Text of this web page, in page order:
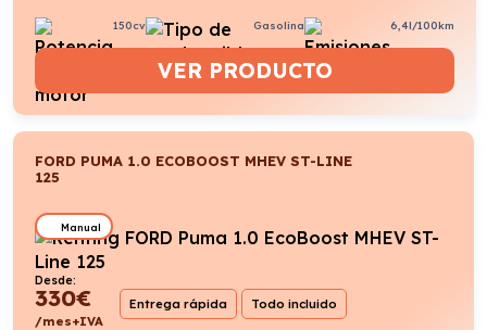
150cv Gasolina 6,4l/100km
VER PRODUCTO
FORD PUMA 1.0 ECOBOOST MHEV ST-LINE
125
Manual
Desde:
330€
/mes+IVA
Entrega rápida Todo incluido